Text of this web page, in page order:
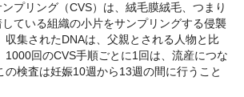
プリング（CVS）は、絨毛膜絨毛、つまり
ている組織の小片をサンプリングする侵襲
収集されたDNAは、父親とされる人物と比
1000回のCVS手順ごとに1回は、流産につな
の検査は妊娠10週から13週の間に行うこと